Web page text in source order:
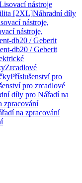
nástroje
[2XL]Náhradní díly
nástroje,
nástroje,
db20 / Geberit
db20 / Geberit
Zrcadlové
Příslušenství pro
pro zrcadlové
díly pro Nářadí na
zpracování
na zpracování